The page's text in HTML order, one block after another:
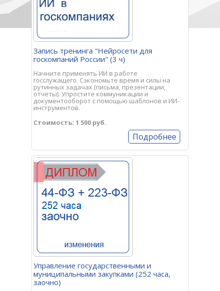
Запись тренинга "Нейросети для
госкомпаний России" (3 ч)
Начните применять ИИ в работе
госслужащего. Сэкономьте время и силы на
рутинных задачах (письма, презентации,
отчёты). Упростите коммуникации и
документооборот с помощью шаблонов и ИИ-
инструментов.
Стоимость: 1 500 руб.
Подробнее
Управление государственными и
муниципальными закупками (252 часа,
заочно)